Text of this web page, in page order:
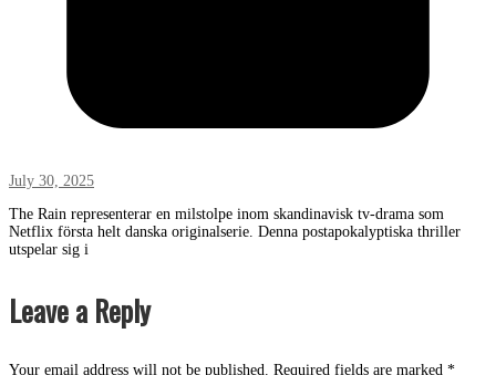
July 30, 2025
The Rain representerar en milstolpe inom skandinavisk tv-drama som
Netflix första helt danska originalserie. Denna postapokalyptiska thriller
utspelar sig i
Leave a Reply
Your email address will not be published. Required fields are marked *